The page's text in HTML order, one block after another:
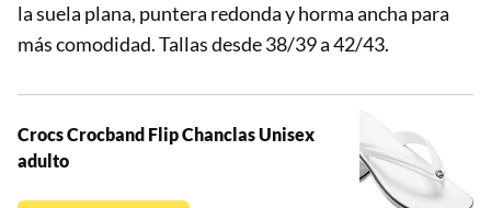
la suela plana, puntera redonda y horma ancha para
más comodidad. Tallas desde 38/39 a 42/43.
Crocs Crocband Flip Chanclas Unisex
adulto